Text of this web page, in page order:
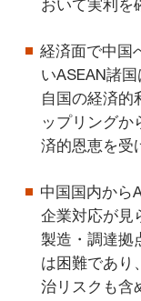
おいて実利を
経済面で中国
いASEAN諸
自国の経済的
ップリングか
済的恩恵を受
中国国内から
企業対応が見
製造・調達拠
は困難であり
治リスクも含